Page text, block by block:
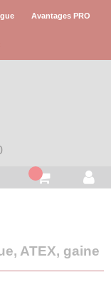
Avantages PRO
ATEX, gaine